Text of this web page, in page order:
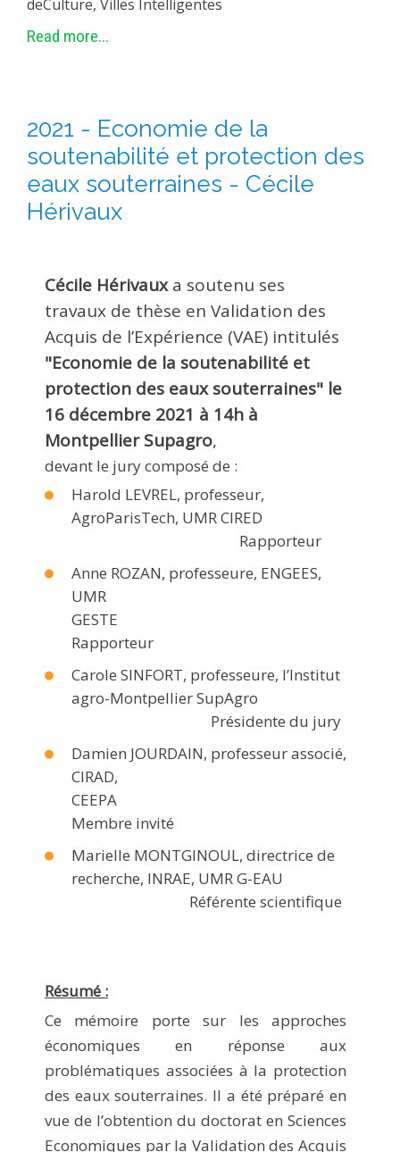
deCulture, Villes Intelligentes
Read more...
2021 - Economie de la
soutenabilité et protection des
eaux souterraines - Cécile
Hérivaux
Cécile Hérivauxa soutenu ses
travaux de thèse en Validation des
Acquis de l’Expérience (VAE) intitulés
"Economie de la soutenabilité et
protection des eaux souterraines" le
16 décembre 2021 à 14h à
Montpellier Supagro,
devant le jury composé de :
Harold LEVREL, professeur,
AgroParisTech, UMR CIRED
Rapporteur
Anne ROZAN, professeure, ENGEES,
UMR
GESTE
Rapporteur
Carole SINFORT, professeure, l’Institut
agro-Montpellier SupAgro
Présidente du jury
Damien JOURDAIN, professeur associé,
CIRAD,
CEEPA
Membre invité
Marielle MONTGINOUL, directrice de
recherche, INRAE, UMR G-EAU
Référente scientifique
Résumé :
Ce mémoire porte sur les approches
économiques en réponse aux
problématiques associées à la protection
des eaux souterraines. Il a été préparé en
vue de l’obtention du doctorat en Sciences
Economiques par la Validation des Acquis